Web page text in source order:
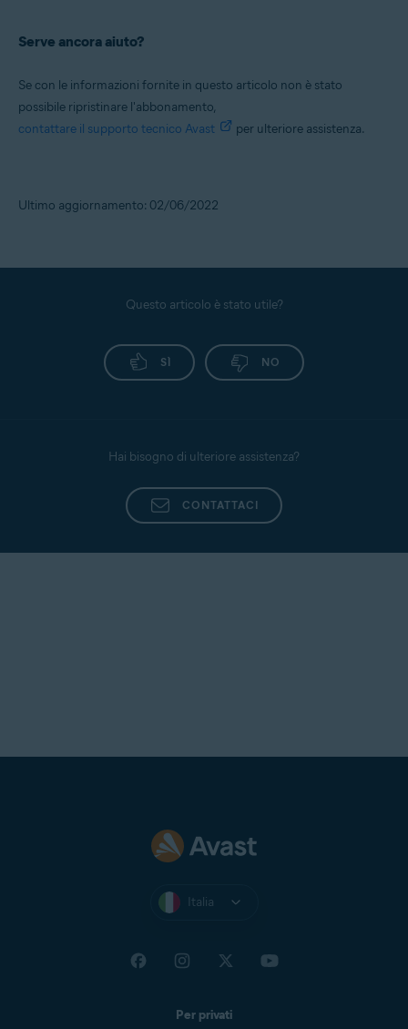
Serve ancora aiuto?
Se con le informazioni fornite in questo articolo non è stato
possibile ripristinare l'abbonamento,
contattare il supporto tecnico Avast
per ulteriore assistenza.
Ultimo aggiornamento: 02/06/2022
Questo articolo è stato utile?
SÌ NO
Hai bisogno di ulteriore assistenza?
CONTATTACI
Italia
Per privati